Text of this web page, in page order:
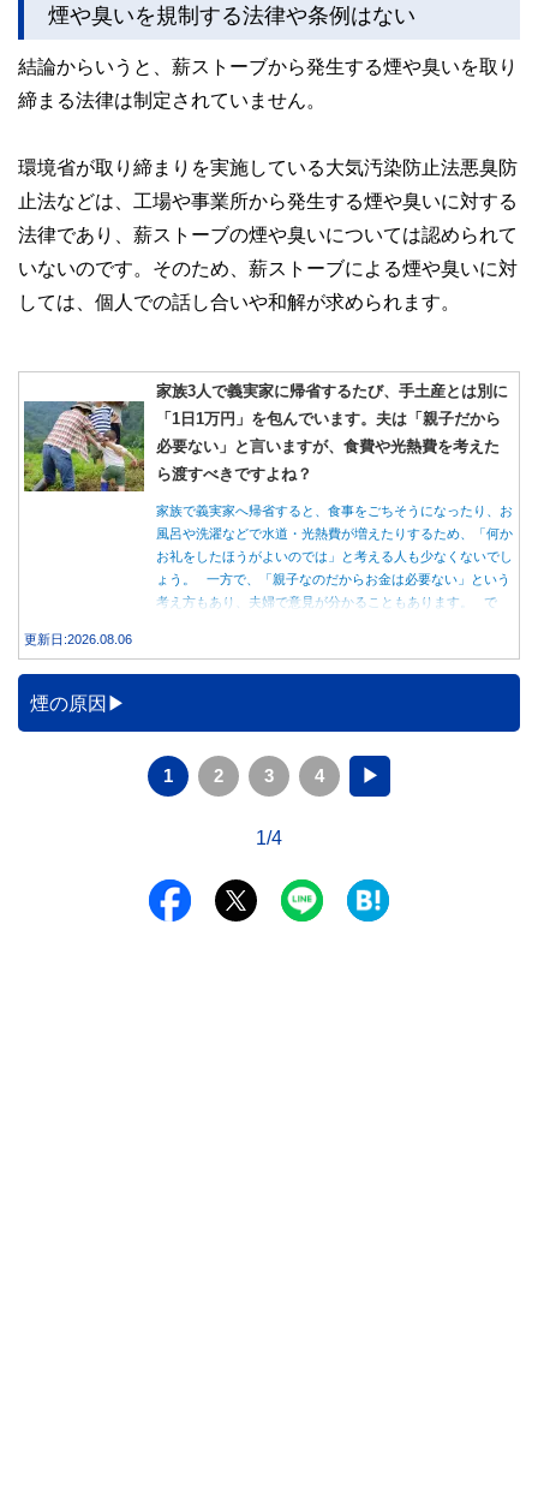
煙や臭いを規制する法律や条例はない
結論からいうと、薪ストーブから発生する煙や臭いを取り
締まる法律は制定されていません。
環境省が取り締まりを実施している大気汚染防止法悪臭防
止法などは、工場や事業所から発生する煙や臭いに対する
法律であり、薪ストーブの煙や臭いについては認められて
いないのです。そのため、薪ストーブによる煙や臭いに対
しては、個人での話し合いや和解が求められます。
家族3人で義実家に帰省するたび、手土産とは別に
「1日1万円」を包んでいます。夫は「親子だから
必要ない」と言いますが、食費や光熱費を考えた
ら渡すべきですよね？
家族で義実家へ帰省すると、食事をごちそうになったり、お
風呂や洗濯などで水道・光熱費が増えたりするため、「何か
お礼をしたほうがよいのでは」と考える人も少なくないでし
ょう。 一方で、「親子なのだからお金は必要ない」という
考え方もあり、夫婦で意見が分かることもあります。 で
更新日:2026.08.06
煙の原因
1 2 3 4 ▶
1/4